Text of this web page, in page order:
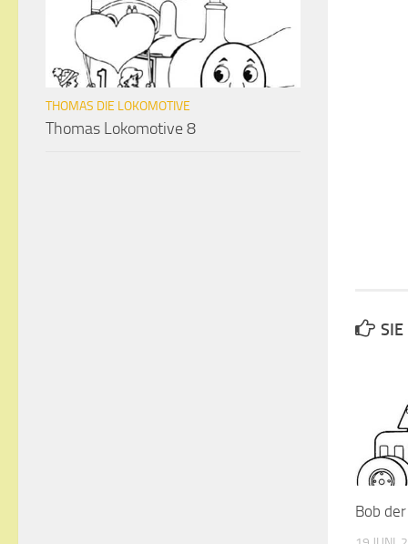
SIE
Bob
THOMAS DIE LOKOMOTIVE
Thomas Lokomotive 8